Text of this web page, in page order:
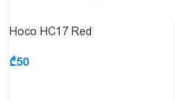
Hoco HC17 Red
₾50